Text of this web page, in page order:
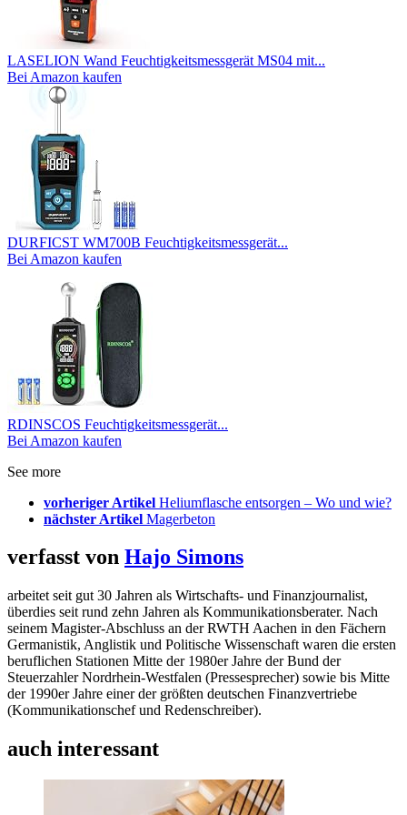
LASELION Wand Feuchtigkeitsmessgerät MS04 mit...
Bei Amazon kaufen
DURFICST WM700B Feuchtigkeitsmessgerät...
Bei Amazon kaufen
RDINSCOS Feuchtigkeitsmessgerät...
Bei Amazon kaufen
See more
vorheriger Artikel Heliumflasche entsorgen – Wo und wie?
nächster Artikel Magerbeton
verfasst von Hajo Simons
arbeitet seit gut 30 Jahren als Wirtschafts- und Finanzjournalist,
überdies seit rund zehn Jahren als Kommunikationsberater. Nach
seinem Magister-Abschluss an der RWTH Aachen in den Fächern
Germanistik, Anglistik und Politische Wissenschaft waren die ersten
beruflichen Stationen Mitte der 1980er Jahre der Bund der
Steuerzahler Nordrhein-Westfalen (Pressesprecher) sowie bis Mitte
der 1990er Jahre einer der größten deutschen Finanzvertriebe
(Kommunikationschef und Redenschreiber).
auch interessant